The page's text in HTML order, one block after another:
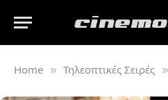
Home » Τηλεοπτικές Σειρές »